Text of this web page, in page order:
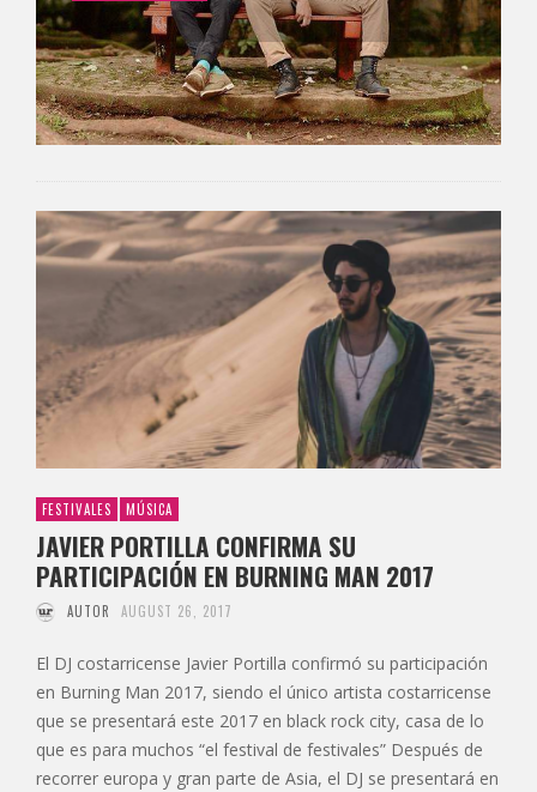
FESTIVALES MÚSICA
JAVIER PORTILLA CONFIRMA SU
PARTICIPACIÓN EN BURNING MAN 2017
AUTOR AUGUST 26, 2017
El DJ costarricense Javier Portilla confirmó su participación
en Burning Man 2017, siendo el único artista costarricense
que se presentará este 2017 en black rock city, casa de lo
que es para muchos “el festival de festivales” Después de
recorrer europa y gran parte de Asia, el DJ se presentará en